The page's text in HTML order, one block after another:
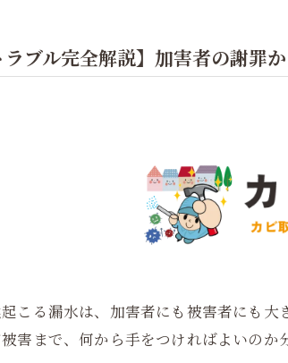
ラブル完全解説】加害者の謝罪
こる漏水は、加害者にも被害者にも
害まで、何から手をつければよいのか